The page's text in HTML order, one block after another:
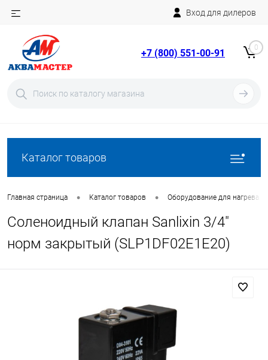
Вход для дилеров
+7 (800) 551-00-91 0
Каталог товаров
Главная страница • Каталог товаров • Оборудование для нагрева
Соленоидный клапан Sanlixin 3/4"
норм закрытый (SLP1DF02E1E20)